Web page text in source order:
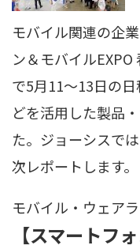
モバイル関連の企
ン＆モバイル
で5月11～13日の
どを活用した製品
た。ジョーシスで
次レポートします。
モバイル・ウェア
【スマートフ